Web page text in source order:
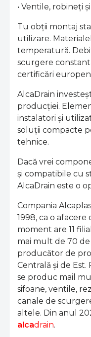
• Ventile, robineți
Tu obții montaj
utilizare.
temperatură.
scurgere
certificări
AlcaDrain
producției.
instalatori și
soluții compacte
tehnice.
Dacă vrei
și compatibile cu
AlcaDrain este o
Compania
1998, ca o afacere
moment are 11
mai mult de 70 de
producător de
Centrală și de
se produc mail
sifoane, ventile,
canale de
altele. Din anul
alcadrain.